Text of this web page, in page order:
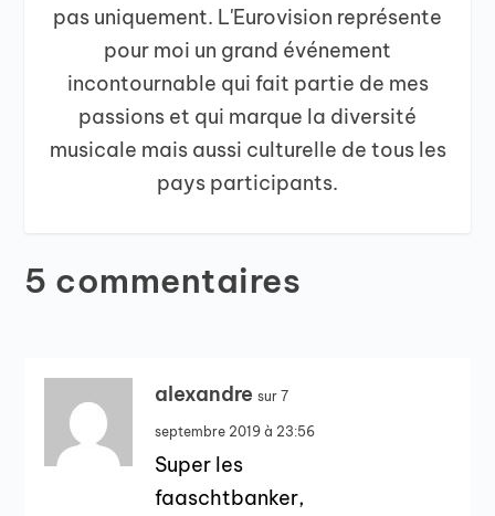
pas uniquement. L'Eurovision représente
pour moi un grand événement
incontournable qui fait partie de mes
passions et qui marque la diversité
musicale mais aussi culturelle de tous les
pays participants.
5 commentaires
alexandre sur 7
septembre 2019 à 23:56
Super les
faaschtbanker,